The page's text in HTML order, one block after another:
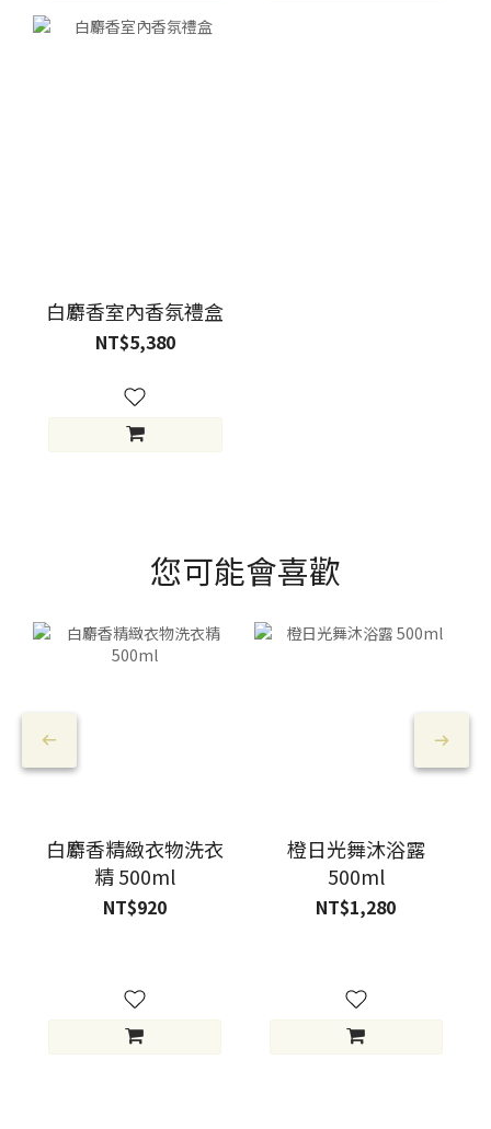
白麝香室內香氛禮盒
NT$5,380
您可能會喜歡
白麝香精緻衣物洗衣
精 500ml
NT$920
橙日光舞沐浴露
500ml
NT$1,280